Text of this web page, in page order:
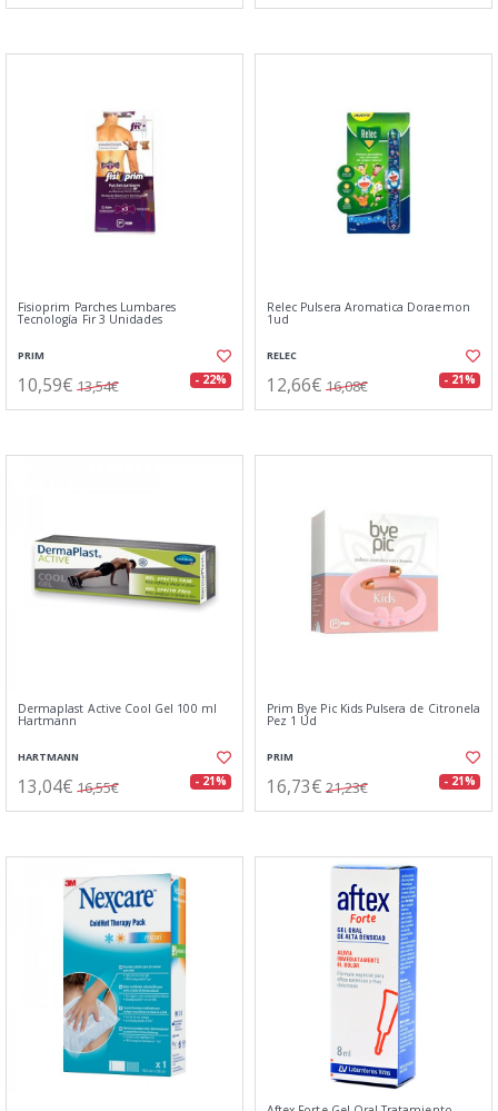
Fisioprim Parches Lumbares
Tecnología Fir 3 Unidades
PRIM
10,59€ 13,54€ - 22%
Relec Pulsera Aromatica Doraemon
1ud
RELEC
12,66€ 16,08€ - 21%
Dermaplast Active Cool Gel 100 ml
Hartmann
HARTMANN
13,04€ 16,55€ - 21%
Prim Bye Pic Kids Pulsera de Citronela
Pez 1 Ud
PRIM
16,73€ 21,23€ - 21%